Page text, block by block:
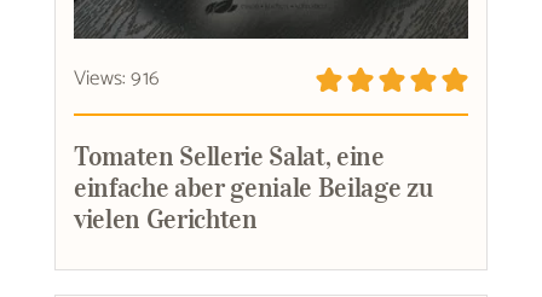
Views: 916
Tomaten Sellerie Salat, eine
einfache aber geniale Beilage zu
vielen Gerichten